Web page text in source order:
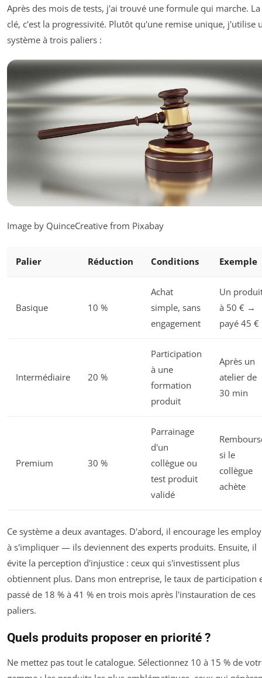
Après des mois de tests, j'ai trouvé une formule qui marche. La
clé, c'est la progressivité. Plutôt qu'une remise unique, j'utilise
système à trois paliers :
Image by QuinceCreative from Pixabay
Palier Réduction Conditions Exemple
Basique 10 %
Achat
simple, sans
engagement
Un
à 50 € →
payé 45 €
Intermédiaire 20 %
Participation
à une
formation
produit
Après un
atelier de
30 min
Premium 30 %
Parrainage
d'un
collègue ou
test produit
validé
si le
collègue
achète
Ce système a deux avantages. D'abord, il encourage les
à s'impliquer — ils deviennent des experts produits. Ensuite, il
évite la perception d'injustice : ceux qui s'investissent plus
obtiennent plus. Dans mon entreprise, le taux de participation
passé de 18 % à 41 % en trois mois après l'instauration de ces
paliers.
Quels produits proposer en priorité ?
Ne mettez pas tout le catalogue. Sélectionnez 10 à 15 % de